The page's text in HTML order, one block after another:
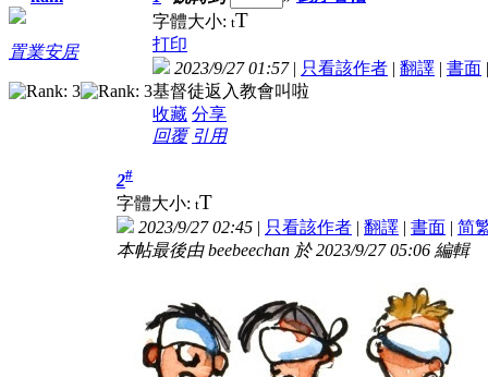
置業安居
字體大小: tT
打印
2023/9/27 01:57| 只看該作者 | 翻譯 | 書面
基督徒返入教會叫啦
收藏 分享
回覆 引用
2#
字體大小: tT
2023/9/27 02:45 | 只看該作者 | 翻譯 | 書面 | 简
本帖最後由 beebeechan 於 2023/9/27 05:06 編輯